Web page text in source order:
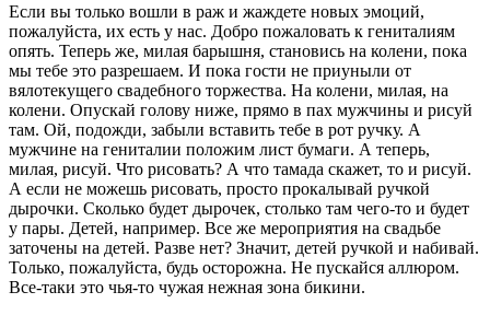
Если вы только вошли в раж и жаждете новых эмоций,
пожалуйста, их есть у нас. Добро пожаловать к гениталиям
опять. Теперь же, милая барышня, становись на колени, пока
мы тебе это разрешаем. И пока гости не приуныли от
вялотекущего свадебного торжества. На колени, милая, на
колени. Опускай голову ниже, прямо в пах мужчины и рисуй
там. Ой, подожди, забыли вставить тебе в рот ручку. А
мужчине на гениталии положим лист бумаги. А теперь,
милая, рисуй. Что рисовать? А что тамада скажет, то и рисуй.
А если не можешь рисовать, просто прокалывай ручкой
дырочки. Сколько будет дырочек, столько там чего-то и будет
у пары. Детей, например. Все же мероприятия на свадьбе
заточены на детей. Разве нет? Значит, детей ручкой и набивай.
Только, пожалуйста, будь осторожна. Не пускайся аллюром.
Все-таки это чья-то чужая нежная зона бикини.